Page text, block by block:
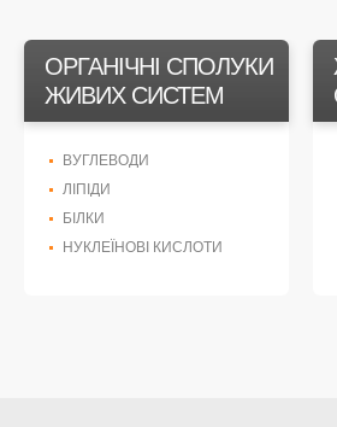
ОРГАНІЧНІ СПОЛУКИ
ЖИВИХ СИСТЕМ
ВУГЛЕВОДИ
ЛІПІДИ
БІЛКИ
НУКЛЕЇНОВІ КИСЛОТИ